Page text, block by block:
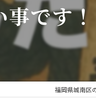
です！
福岡県城南区